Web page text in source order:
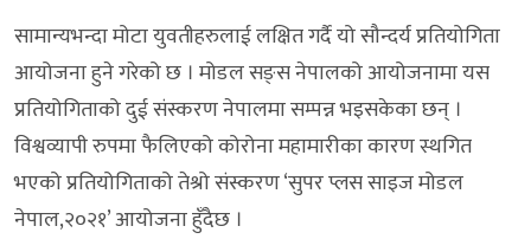
सामान्यभन्दा मोटा युवतीहरुलाई लक्षित गर्दै यो सौन्दर्य प्रतियोगिता
आयोजना हुने गरेको छ । मोडल सङ्स नेपालको आयोजनामा यस
प्रतियोगिताको दुई संस्करण नेपालमा सम्पन्न भइसकेका छन् ।
विश्वव्यापी रुपमा फैलिएको कोरोना महामारीका कारण स्थगित
भएको प्रतियोगिताको तेश्रो संस्करण ‘सुपर प्लस साइज मोडल
नेपाल,२०२१’ आयोजना हुँदैछ ।